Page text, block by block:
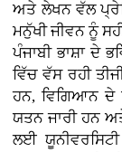
ਅਤੇ ਲੇਖਨ ਵੱਲ
ਮਨੁੱਖੀ ਜੀਵਨ ਨੂੰ
ਪੰਜਾਬੀ ਭਾਸ਼ਾ ਦੇ
ਵਿੱਚ ਵੱਸ ਰਹੀ
ਹਨ, ਵਿਗਿਆਨ ਦੇ
ਯਤਨ ਜਾਰੀ ਹਨ
ਲਈ